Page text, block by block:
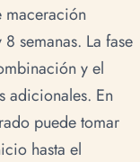
maceración
semanas. La fase
y el
adicionales. En
puede tomar
hasta el